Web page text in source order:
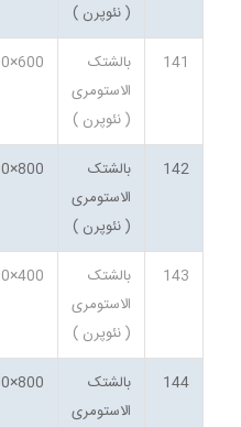
( نئوپرن )
141
بالشتک
الاستومری
( نئوپرن )
600×700×70
142
بالشتک
الاستومری
( نئوپرن )
800×700×110
143
بالشتک
الاستومری
( نئوپرن )
400×300×129
144
بالشتک
الاستومری
800×800×102